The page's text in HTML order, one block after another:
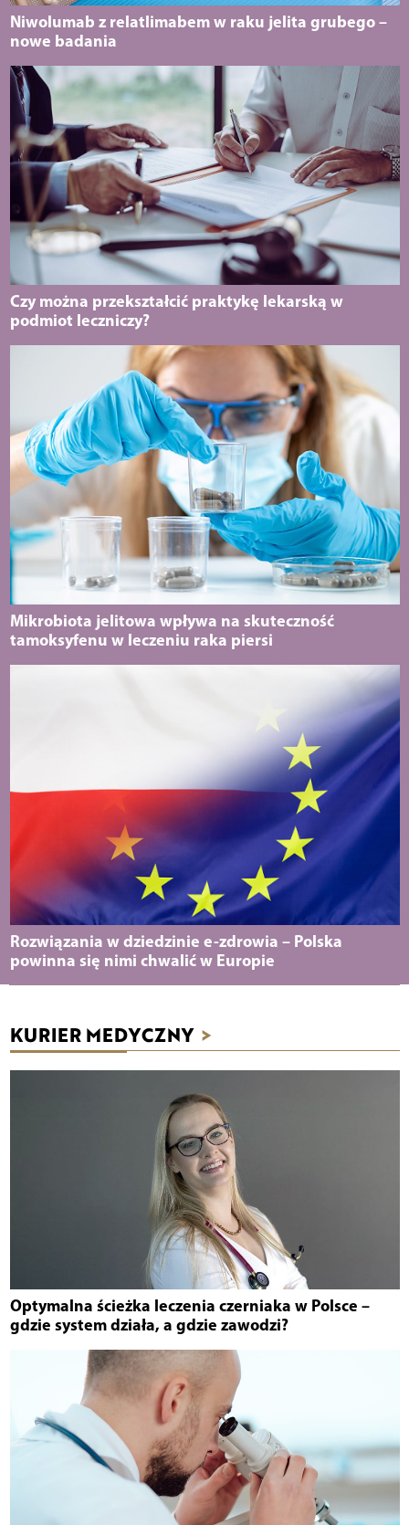
Niwolumab z relatlimabem w raku jelita grubego –
nowe badania
Czy można przekształcić praktykę lekarską w
podmiot leczniczy?
Mikrobiota jelitowa wpływa na skuteczność
tamoksyfenu w leczeniu raka piersi
Rozwiązania w dziedzinie e-zdrowia – Polska
powinna się nimi chwalić w Europie
KURIER MEDYCZNY >
Optymalna ścieżka leczenia czerniaka w Polsce –
gdzie system działa, a gdzie zawodzi?